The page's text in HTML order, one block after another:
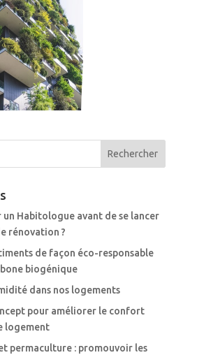
Habitologue avant de se lancer
rénovation ?
de façon éco-responsable
biogénique
dans nos logements
pour améliorer le confort
logement
permaculture : promouvoir les